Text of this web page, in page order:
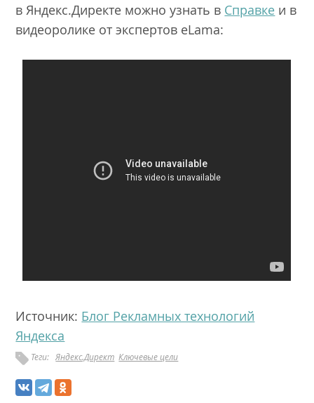
в Яндекс.Директе можно узнать в Справке и в
видеоролике от экспертов eLama:
Источник: Блог Рекламных технологий
Яндекса
Теги: Яндекс.Директ Ключевые цели